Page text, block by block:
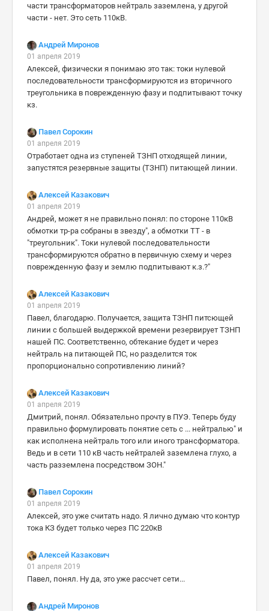
части трансформаторов нейтраль заземлена, у другой
части - нет. Это сеть 110кВ.
Андрей Миронов
01 апреля 2019
Алексей, физически я понимаю это так: токи нулевой
последовательности трансформируются из вторичного
треугольника в поврежденную фазу и подпитывают точку
кз.
Павел Сорокин
01 апреля 2019
Отработает одна из ступеней ТЗНП отходящей линии,
запустятся резервные защиты (ТЗНП) питающей линии.
Алексей Казакович
01 апреля 2019
Андрей, может я не правильно понял: по стороне 110кВ
обмотки тр-ра собраны в звезду", а обмотки ТТ - в
"треугольник". Токи нулевой последовательности
трансформируются обратно в первичную схему и через
поврежденную фазу и землю подпитывают к.з.?"
Алексей Казакович
01 апреля 2019
Павел, благодарю. Получается, защита ТЗНП питсющей
линии с большей выдержкой времени резервирует ТЗНП
нашей ПС. Соответственно, обтекание будет и через
нейтраль на питающей ПС, но разделится ток
пропорционально сопротивлению линий?
Алексей Казакович
01 апреля 2019
Дмитрий, понял. Обязательно прочту в ПУЭ. Теперь буду
правильно формулировать понятие сеть с ... нейтралью" и
как исполнена нейтраль того или иного трансформатора.
Ведь и в сети 110 кВ часть нейтралей заземлена глухо, а
часть разземлена посредством ЗОН."
Павел Сорокин
01 апреля 2019
Алексей, это уже считать надо. Я лично думаю что контур
тока КЗ будет только через ПС 220кВ
Алексей Казакович
01 апреля 2019
Павел, понял. Ну да, это уже рассчет сети...
Андрей Миронов